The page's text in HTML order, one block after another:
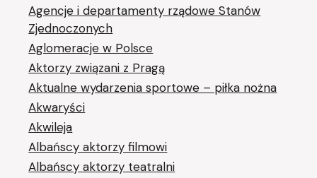
Agencje i departamenty rządowe Stanów
Zjednoczonych
Aglomeracje w Polsce
Aktorzy związani z Pragą
Aktualne wydarzenia sportowe – piłka nożna
Akwaryści
Akwileja
Albańscy aktorzy filmowi
Albańscy aktorzy teatralni